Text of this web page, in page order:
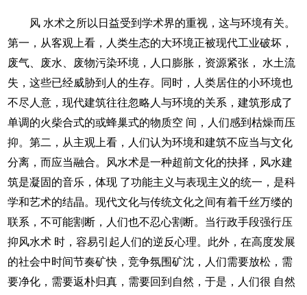
风 水术之所以日益受到学术界的重视，这与环境有关。
第一，从客观上看，人类生态的大环境正被现代工业破坏，
废气、废水、废物污染环境，人口膨胀，资源紧张， 水土流
失，这些已经威胁到人的生存。同时，人类居住的小环境也
不尽人意，现代建筑往往忽略人与环境的关系，建筑形成了
单调的火柴合式的或蜂巢式的物质空 间，人们感到枯燥而压
抑。第二，从主观上看，人们认为环境和建筑不应当与文化
分离，而应当融合。风水术是一种超前文化的抉择，风水建
筑是凝固的音乐，体现 了功能主义与表现主义的统一，是科
学和艺术的结晶。现代文化与传统文化之间有着千丝万缕的
联系，不可能割断，人们也不忍心割断。当行政手段强行压
抑风水术 时，容易引起人们的逆反心理。此外，在高度发展
的社会中时间节奏矿快，竞争氛围矿沈，人们需要放松，需
要净化，需要返朴归真，需要回到自然，于是，人们很 自然